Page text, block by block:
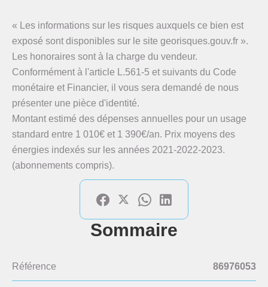
« Les informations sur les risques auxquels ce bien est
exposé sont disponibles sur le site georisques.gouv.fr ».
Les honoraires sont à la charge du vendeur.
Conformément à l'article L.561-5 et suivants du Code
monétaire et Financier, il vous sera demandé de nous
présenter une pièce d'identité.
Montant estimé des dépenses annuelles pour un usage
standard entre 1 010€ et 1 390€/an. Prix moyens des
énergies indexés sur les années 2021-2022-2023.
(abonnements compris).
Sommaire
Référence 86976053